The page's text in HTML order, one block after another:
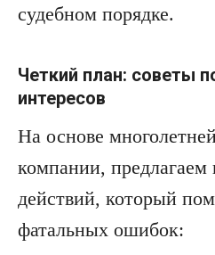
судебном порядке.
Четкий план: советы
интересов
На основе
компании, предлагаем
действий, который
фатальных ошибок: